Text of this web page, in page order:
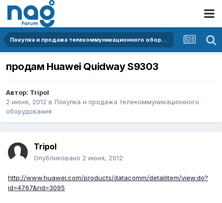
Покупка и продажа телекоммуникационного оборудования
продам Huawei Quidway S9303
Автор: Tripol
2 июня, 2012 в Покупка и продажа телекоммуникационного
оборудования
Tripol
Опубликовано 2 июня, 2012
http://www.huawei.com/products/datacomm/detailitem/view.do?
id=4767&rid=3095